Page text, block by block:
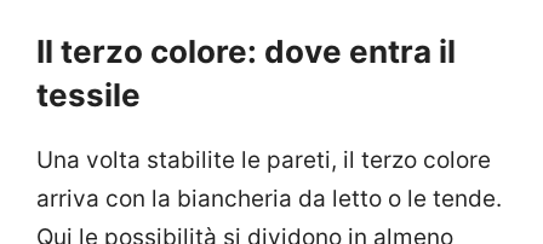
Il terzo colore: dove entra il
tessile
Una volta stabilite le pareti, il terzo colore
arriva con la biancheria da letto o le tende.
Qui le possibilità si dividono in almeno